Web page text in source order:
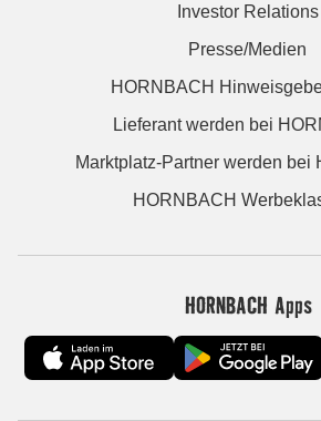
Investor Relations
Presse/Medien
HORNBACH
Lieferant werden bei
Marktplatz-Partner werden bei
HORNBACH
HORNBACH Apps